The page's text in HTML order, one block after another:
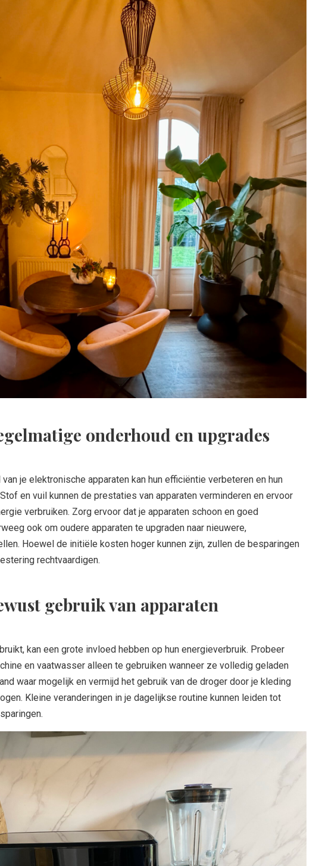
onderhoud en upgrades
je elektronische apparaten kan hun efficiëntie verbeteren en hun
en vuil kunnen de prestaties van apparaten verminderen en ervoor
verbruiken. Zorg ervoor dat je apparaten schoon en goed
ook om oudere apparaten te upgraden naar nieuwere,
Hoewel de initiële kosten hoger kunnen zijn, zullen de besparingen
rechtvaardigen.
gebruik van apparaten
kan een grote invloed hebben op hun energieverbruik. Probeer
en vaatwasser alleen te gebruiken wanneer ze volledig geladen
waar mogelijk en vermijd het gebruik van de droger door je kleding
Kleine veranderingen in je dagelijkse routine kunnen leiden tot